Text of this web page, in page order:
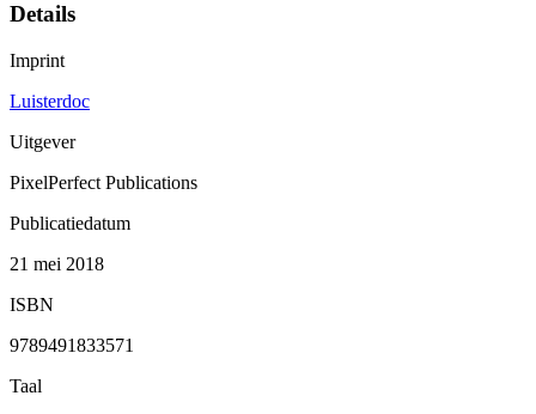
Details
Imprint
Luisterdoc
Uitgever
PixelPerfect Publications
Publicatiedatum
21 mei 2018
ISBN
9789491833571
Taal